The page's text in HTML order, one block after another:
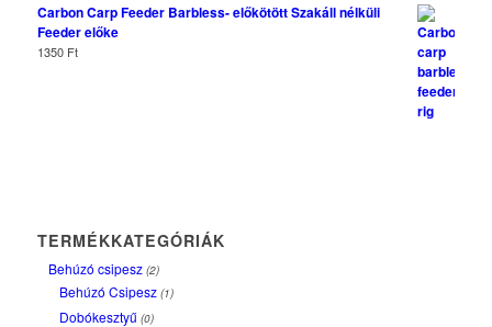
Carbon Carp Feeder Barbless- előkötött Szakáll nélküli
Feeder előke
1350 Ft
TERMÉKKATEGÓRIÁK
Behúzó csipesz (2)
Behúzó Csipesz (1)
Dobókesztyű (0)